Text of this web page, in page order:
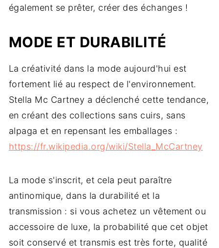
également se prêter, créer des échanges !
MODE ET DURABILITÉ
La créativité dans la mode aujourd'hui est
fortement lié au respect de l'environnement.
Stella Mc Cartney a déclenché cette tendance,
en créant des collections sans cuirs, sans
alpaga et en repensant les emballages :
https://fr.wikipedia.org/wiki/Stella_McCartney
La mode s'inscrit, et cela peut paraître
antinomique, dans la durabilité et la
transmission : si vous achetez un vêtement ou
accessoire de luxe, la probabilité que cet objet
soit conservé et transmis est très forte, qualité